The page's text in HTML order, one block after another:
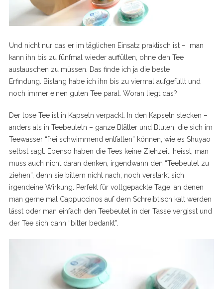
Und nicht nur das er im täglichen Einsatz praktisch ist – man
kann ihn bis zu fünfmal wieder auffüllen, ohne den Tee
austauschen zu müssen. Das finde ich ja die beste
Erfindung. Bislang habe ich ihn bis zu viermal aufgefüllt und
noch immer einen guten Tee parat. Woran liegt das?
Der lose Tee ist in Kapseln verpackt. In den Kapseln stecken –
anders als in Teebeuteln – ganze Blätter und Blüten, die sich im
Teewasser “frei schwimmend entfalten” können, wie es Shuyao
selbst sagt. Ebenso haben die Tees keine Ziehzeit, heisst, man
muss auch nicht daran denken, irgendwann den “Teebeutel zu
ziehen”, denn sie bittern nicht nach, noch verstärkt sich
irgendeine Wirkung. Perfekt für vollgepackte Tage, an denen
man gerne mal Cappuccinos auf dem Schreibtisch kalt werden
lässt oder man einfach den Teebeutel in der Tasse vergisst und
der Tee sich dann “bitter bedankt”.